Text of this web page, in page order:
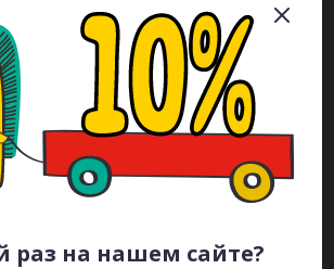
раз на нашем сайте?
Гарантия на товар
Раскраски
Рекламодателям
Каталог
всегда в курсе!